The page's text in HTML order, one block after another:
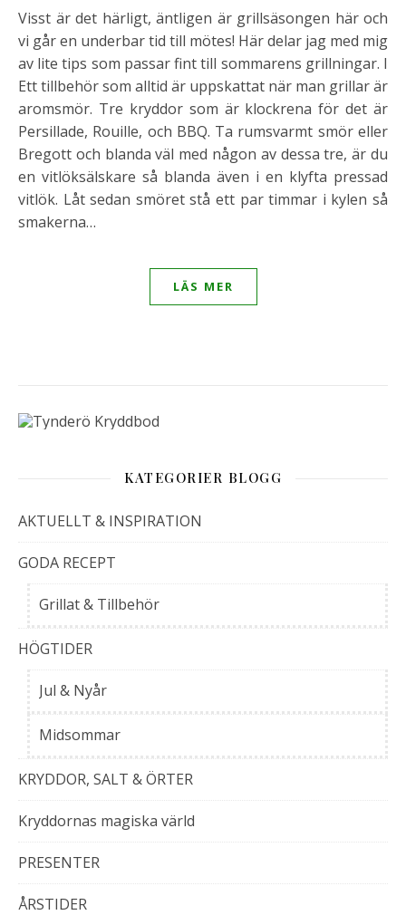
Visst är det härligt, äntligen är grillsäsongen här och
vi går en underbar tid till mötes! Här delar jag med mig
av lite tips som passar fint till sommarens grillningar. I
Ett tillbehör som alltid är uppskattat när man grillar är
aromsmör. Tre kryddor som är klockrena för det är
Persillade, Rouille, och BBQ. Ta rumsvarmt smör eller
Bregott och blanda väl med någon av dessa tre, är du
en vitlöksälskare så blanda även i en klyfta pressad
vitlök. Låt sedan smöret stå ett par timmar i kylen så
smakerna…
LÄS MER
KATEGORIER BLOGG
AKTUELLT & INSPIRATION
GODA RECEPT
Grillat & Tillbehör
HÖGTIDER
Jul & Nyår
Midsommar
KRYDDOR, SALT & ÖRTER
Kryddornas magiska värld
PRESENTER
ÅRSTIDER